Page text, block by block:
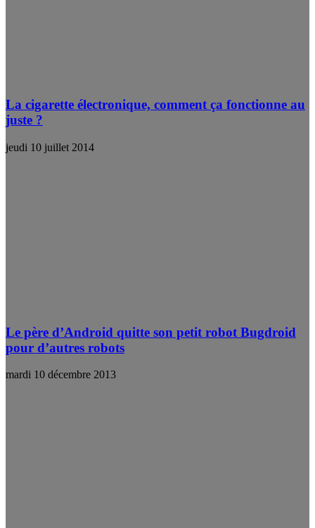
La cigarette électronique, comment ça fonctionne au
juste ?
jeudi 10 juillet 2014
Le père d’Android quitte son petit robot Bugdroid
pour d’autres robots
mardi 10 décembre 2013